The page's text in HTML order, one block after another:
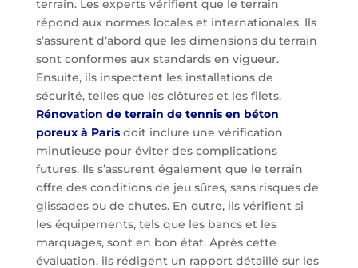
terrain. Les experts vérifient que le terrain
répond aux normes locales et internationales. Ils
s’assurent d’abord que les dimensions du terrain
sont conformes aux standards en vigueur.
Ensuite, ils inspectent les installations de
sécurité, telles que les clôtures et les filets.
Rénovation de terrain de tennis en béton
poreux à Parisdoit inclure une vérification
minutieuse pour éviter des complications
futures. Ils s’assurent également que le terrain
offre des conditions de jeu sûres, sans risques de
glissades ou de chutes. En outre, ils vérifient si
les équipements, tels que les bancs et les
marquages, sont en bon état. Après cette
évaluation, ils rédigent un rapport détaillé sur les